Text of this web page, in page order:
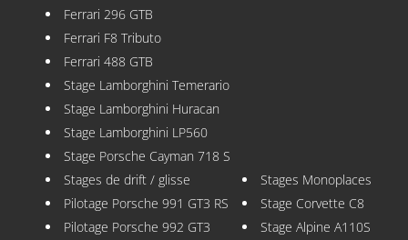
Ferrari 296 GTB
Ferrari F8 Tributo
Ferrari 488 GTB
Stage Lamborghini Temerario
Stage Lamborghini Huracan
Stage Lamborghini LP560
Stage Porsche Cayman 718 S
Stages de drift / glisse
Pilotage Porsche 991 GT3 RS
Pilotage Porsche 992 GT3
Stages Monoplaces
Stage Corvette C8
Stage Alpine A110S